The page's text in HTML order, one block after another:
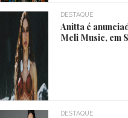
DESTAQUE
Anitta é
Meli Music, em
DESTAQUE